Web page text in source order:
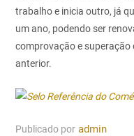
trabalho e inicia outro, já
um ano, podendo ser
comprovação e superação
anterior.
Publicado por admin